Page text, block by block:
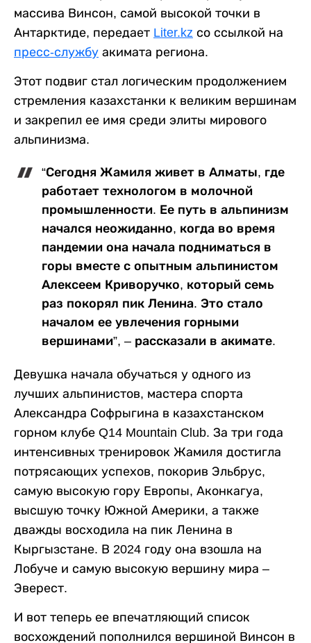
массива Винсон, самой высокой точки в
Антарктиде, передает Liter.kz со ссылкой на
пресс-службу акимата региона.
Этот подвиг стал логическим продолжением
стремления казахстанки к великим вершинам
и закрепил ее имя среди элиты мирового
альпинизма.
“Сегодня Жамиля живет в Алматы, где
работает технологом в молочной
промышленности. Ее путь в альпинизм
начался неожиданно, когда во время
пандемии она начала подниматься в
горы вместе с опытным альпинистом
Алексеем Криворучко, который семь
раз покорял пик Ленина. Это стало
началом ее увлечения горными
вершинами”, – рассказали в акимате.
Девушка начала обучаться у одного из
лучших альпинистов, мастера спорта
Александра Софрыгина в казахстанском
горном клубе Q14 Mountain Club. За три года
интенсивных тренировок Жамиля достигла
потрясающих успехов, покорив Эльбрус,
самую высокую гору Европы, Аконкагуа,
высшую точку Южной Америки, а также
дважды восходила на пик Ленина в
Кыргызстане. В 2024 году она взошла на
Лобуче и самую высокую вершину мира –
Эверест.
И вот теперь ее впечатляющий список
восхождений пополнился вершиной Винсон в